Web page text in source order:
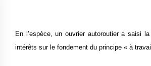
En l’espèce, un ouvrier autoroutier a saisi
intérêts sur le fondement du principe « à